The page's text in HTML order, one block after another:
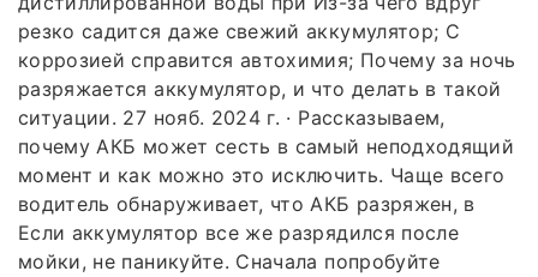
резко садится даже свежий аккумулятор; С
коррозией справится автохимия; Почему за ночь
разряжается аккумулятор, и что делать в такой
ситуации. 27 нояб. 2024 г. · Рассказываем,
почему АКБ может сесть в самый неподходящий
момент и как можно это исключить. Чаще всего
водитель обнаруживает, что АКБ разряжен, в
Если аккумулятор все же разрядился после
мойки, не паникуйте. Сначала попробуйте